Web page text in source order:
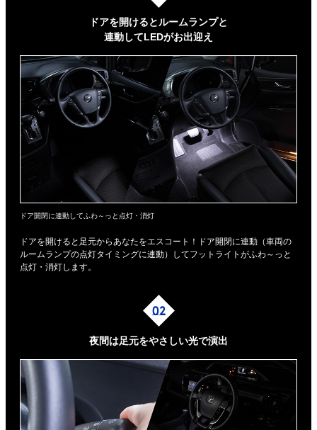
ドアを開けるとルームランプと
連動してLEDがお出迎え
ドア開閉に連動してふわ～っと点灯・消灯
ドアを開けると足元からあなたをエスコート！ドア開閉に連動（車両の
ルームランプの点灯タイミングに連動）してフットライトがふわ～っと
点灯・消灯します。
夜間は足元をやさしい光で演出